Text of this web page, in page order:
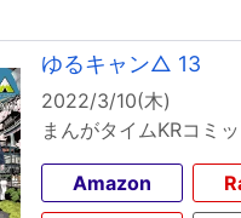
ゆるキャン△ 13
2022/3/10(木)
まんがタイムKRコミ
Amazon